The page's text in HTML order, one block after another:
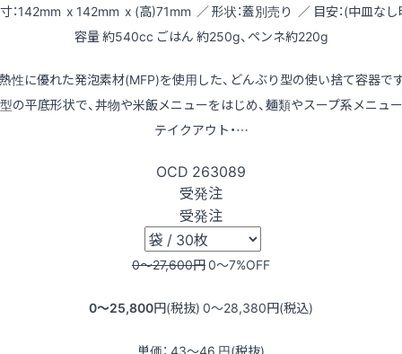
：142mm x 142mm x (高)71mm ／ 形状：蓋別売り ／ 目安：(中皿なし
容量 約540cc ごはん 約250g、ペンネ約220g
性に優れた発泡素材(MFP)を使用した、どんぶり型の使い捨て容器で
の平底形状で、丼物や米飯メニューをはじめ、麺類やスープ系メニュ
テイクアウト・…
OCD 263089
受発注
受発注
0〜27,600円0〜7%OFF
0〜25,800円(税抜) 0〜28,380円(税込)
単価： 43〜46 円(税抜)